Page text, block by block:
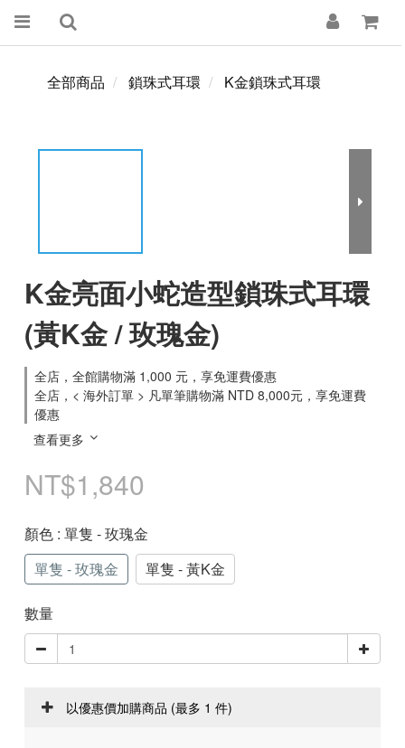
全部商品 鎖珠式耳環 K金鎖珠式耳環
K金亮面小蛇造型鎖珠式耳環
(黃K金 / 玫瑰金)
全店，全館購物滿 1,000 元，享免運費優惠
全店，< 海外訂單 > 凡單筆購物滿 NTD 8,000元，享免運費
優惠
查看更多
NT$1,840
顏色 : 單隻 - 玫瑰金
單隻 - 玫瑰金
單隻 - 黃K金
數量
以優惠價加購商品 (最多 1 件)